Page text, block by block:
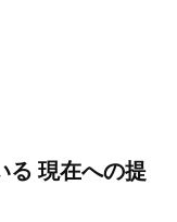
る 現在への提